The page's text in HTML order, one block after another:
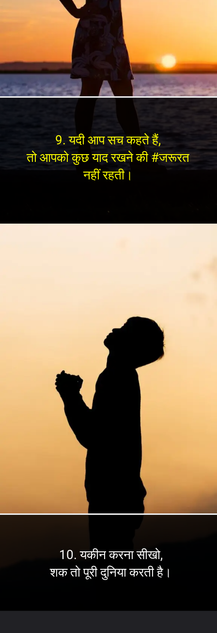
9. यदी आप सच कहते हैं,
तो आपको कुछ याद रखने की #जरूरत
नहीं रहती।
10. यकीन करना सीखो,
शक तो पूरी दुनिया करती है।